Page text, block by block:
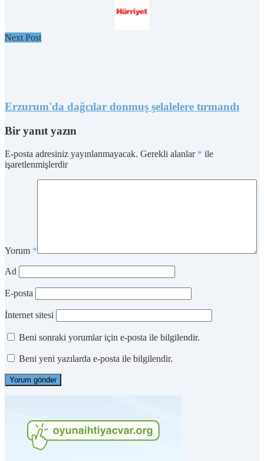
Next Post
Erzurum'da dağcılar donmuş şelalelere tırmandı
Bir yanıt yazın
E-posta adresiniz yayınlanmayacak. Gerekli alanlar * ile
işaretlenmişlerdir
Yorum *
Ad
E-posta
İnternet sitesi
Beni sonraki yorumlar için e-posta ile bilgilendir.
Beni yeni yazılarda e-posta ile bilgilendir.